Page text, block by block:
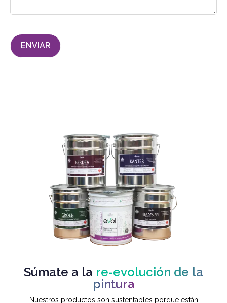
Súmate a la re-evolución de la
pintura
Nuestros productos son sustentables porque están